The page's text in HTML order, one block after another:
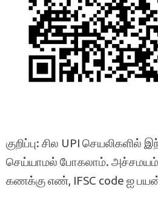
குறிப்பு: சில UPI செயலிகளில்
செய்யாமல் போகலாம்.
கணக்கு எண், IFSC code ஐ